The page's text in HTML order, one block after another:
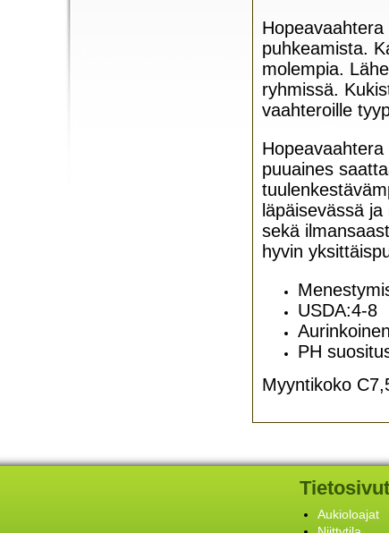
puhkeamista.
molempia.
ryhmissä.
vaahteroille
puuaines
läpäisevässä
sekä
hyvin
USDA:4-8
PH
Myyntikoko
Tietosivut
Aukioloajat